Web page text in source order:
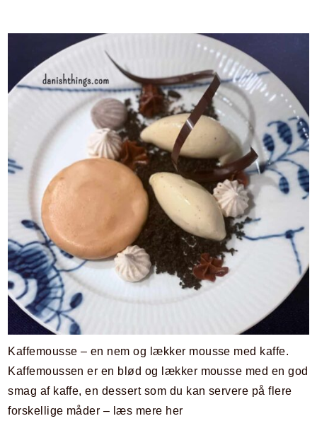
Kaffemousse – en nem og lækker mousse med kaffe.
Kaffemoussen er en blød og lækker mousse med en god
smag af kaffe, en dessert som du kan servere på flere
forskellige måder – læs mere her